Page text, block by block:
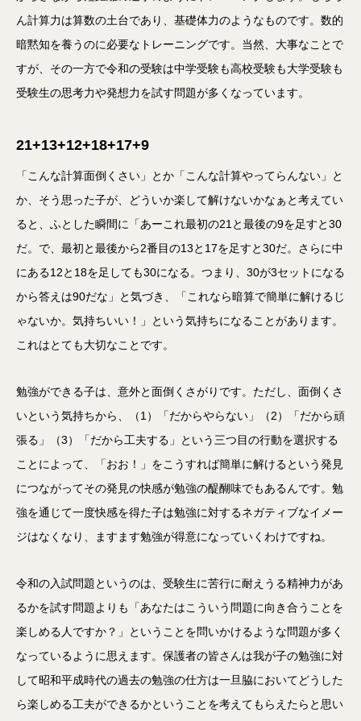
ん計算力は算数の土台であり、基礎体力のようなものです。数的
暗黙知を養うのに必要なトレーニングです。当然、大事なことで
すが、その一方で令和の受験は中学受験も高校受験も大学受験も
受験生の思考力や発想力を試す問題が多くなっています。
21+13+12+18+17+9
「こんな計算面倒くさい」とか「こんな計算やってらんない」と
か、そう思った子が、どういか楽して解けないかなぁと考えてい
ると、ふとした瞬間に「あーこれ最初の21と最後の9を足すと30
だ。で、最初と最後から2番目の13と17を足すと30だ。さらに中
にある12と18を足しても30になる。つまり、30が3セットになる
から答えは90だな」と気づき、「これなら暗算で簡単に解けるじ
ゃないか。気持ちいい！」という気持ちになることがあります。
これはとても大切なことです。
勉強ができる子は、意外と面倒くさがりです。ただし、面倒くさ
いという気持ちから、（1）「だからやらない」（2）「だから頑
張る」（3）「だから工夫する」という三つ目の行動を選択する
ことによって、「おお！」をこうすれば簡単に解けるという発見
につながってその発見の快感が勉強の醍醐味でもあるんです。勉
強を通じて一度快感を得た子は勉強に対するネガティブなイメー
ジはなくなり、ますます勉強が得意になっていくわけですね。
令和の入試問題というのは、受験生に苦行に耐えうる精神力があ
るかを試す問題よりも「あなたはこういう問題に向き合うことを
楽しめる人ですか？」ということを問いかけるような問題が多く
なっているように思えます。保護者の皆さんは我が子の勉強に対
して昭和平成時代の過去の勉強の仕方は一旦脇においてどうした
ら楽しめる工夫ができるかということを考えてもらえたらと思い